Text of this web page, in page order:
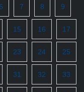
7 8 9
15 16 17
23 24 25
31 32 33